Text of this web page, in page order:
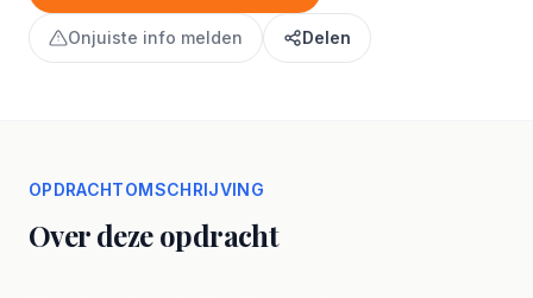
Onjuiste info melden Delen
OPDRACHTOMSCHRIJVING
Over deze opdracht